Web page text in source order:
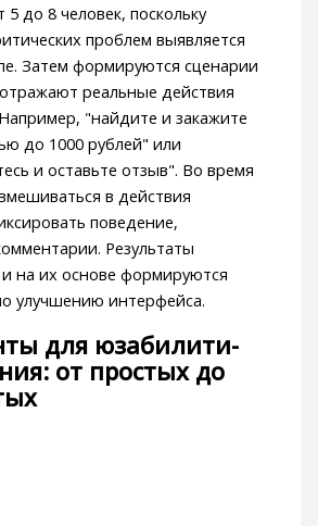
до 8 человек, поскольку
проблем выявляется
Затем формируются сценарии
реальные действия
"найдите и закажите
до 1000 рублей" или
и оставьте отзыв". Во время
в действия
поведение,
Результаты
на их основе формируются
улучшению интерфейса.
для юзабилити-
от простых до